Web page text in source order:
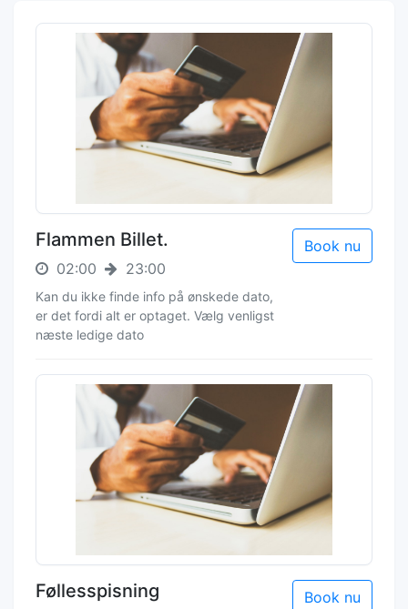
Flammen Billet.
02:00 23:00
Kan du ikke finde info på ønskede dato,
er det fordi alt er optaget. Vælg venligst
næste ledige dato
Book nu
Føllesspisning Book nu